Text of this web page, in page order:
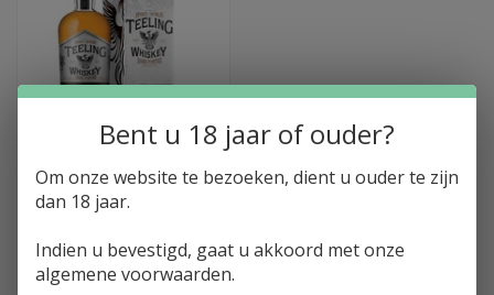
Toevoegen aan winkelwagen
Teeling, Dark Porter
Finish, Small Batch
70cl
€51,40
Bent u 18 jaar of ouder?
Om onze website te bezoeken, dient u ouder te zijn
dan 18 jaar.
Indien u bevestigd, gaat u akkoord met onze
algemene voorwaarden.